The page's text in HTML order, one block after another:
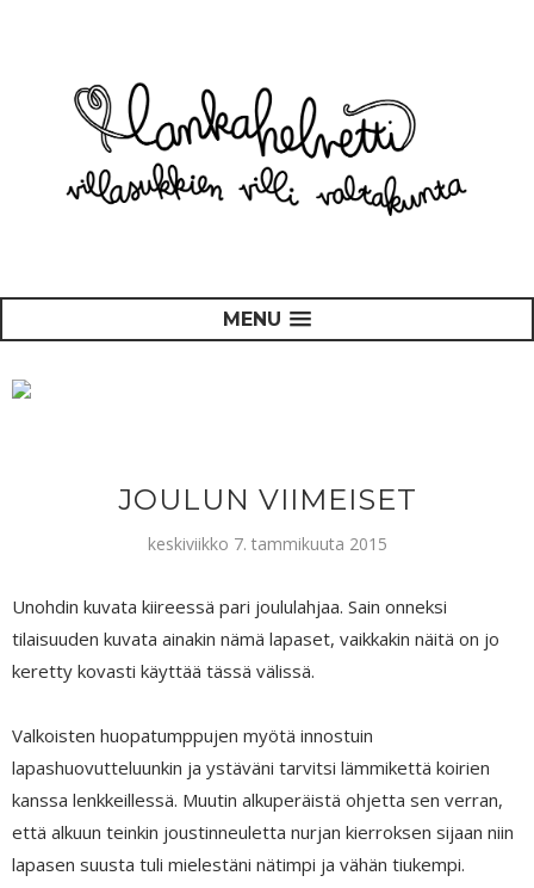
MENU
JOULUN VIIMEISET
keskiviikko 7. tammikuuta 2015
Unohdin kuvata kiireessä pari joululahjaa. Sain onneksi
tilaisuuden kuvata ainakin nämä lapaset, vaikkakin näitä on jo
keretty kovasti käyttää tässä välissä.
Valkoisten huopatumppujen myötä innostuin
lapashuovutteluunkin ja ystäväni tarvitsi lämmikettä koirien
kanssa lenkkeillessä. Muutin alkuperäistä ohjetta sen verran,
että alkuun teinkin joustinneuletta nurjan kierroksen sijaan niin
lapasen suusta tuli mielestäni nätimpi ja vähän tiukempi.